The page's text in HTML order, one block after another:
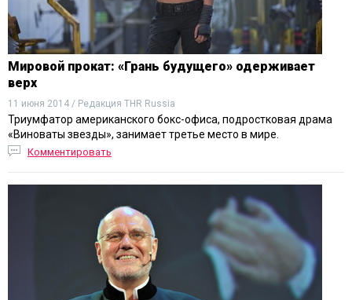
Мировой прокат: «Грань будущего» одерживает
верх
11 июня 2014 / Редакция THR Russia
Триумфатор американского бокс-офиса, подростковая драма
«Виноваты звезды», занимает третье место в мире.
Комментировать